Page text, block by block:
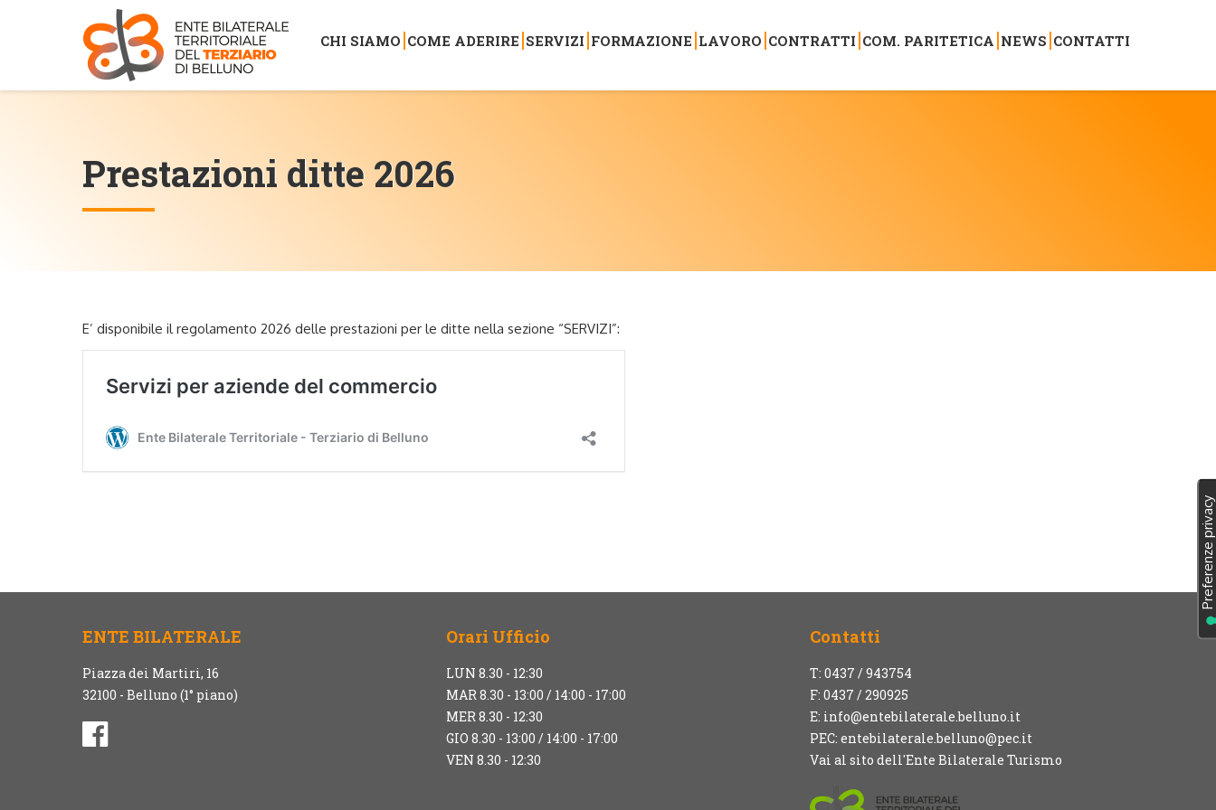
CHI SIAMO COME ADERIRE SERVIZI FORMAZIONE LAVORO CONTRATTI COM. PARITETICA NEWS CONTATTI
Prestazioni ditte 2026
E’ disponibile il regolamento 2026 delle prestazioni per le ditte nella sezione “SERVIZI”:
ENTE BILATERALE
Piazza dei Martiri, 16
32100 - Belluno (1° piano)
Orari Ufficio
LUN 8.30 - 12:30
MAR 8.30 - 13:00 / 14:00 - 17:00
MER 8.30 - 12:30
GIO 8.30 - 13:00 / 14:00 - 17:00
VEN 8.30 - 12:30
Contatti
T: 0437 / 943754
F: 0437 / 290925
E: info@entebilaterale.belluno.it
PEC: entebilaterale.belluno@pec.it
Vai al sito dell'Ente Bilaterale Turismo